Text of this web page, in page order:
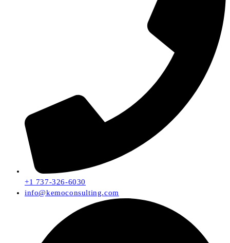
+1 737-326-6030
info@kemoconsulting.com